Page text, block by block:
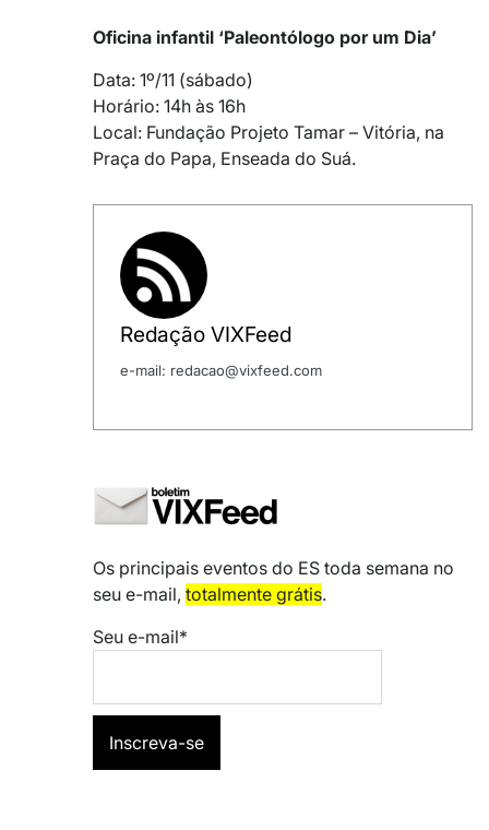
Oficina infantil ‘Paleontólogo por um Dia’
Data: 1º/11 (sábado)
Horário: 14h às 16h
Local: Fundação Projeto Tamar – Vitória, na
Praça do Papa, Enseada do Suá.
Redação VIXFeed
e-mail: redacao@vixfeed.com
Os principais eventos do ES toda semana no
seu e-mail, totalmente grátis.
Seu e-mail*